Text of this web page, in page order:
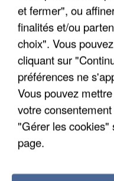
et fermer", ou
finalités et/ou
choix". Vous
cliquant sur
préférences ne
Vous pouvez
votre
"Gérer les cookies"
page.